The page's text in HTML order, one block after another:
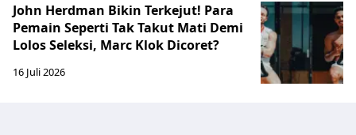
John Herdman Bikin Terkejut! Para
Pemain Seperti Tak Takut Mati Demi
Lolos Seleksi, Marc Klok Dicoret?
16 Juli 2026